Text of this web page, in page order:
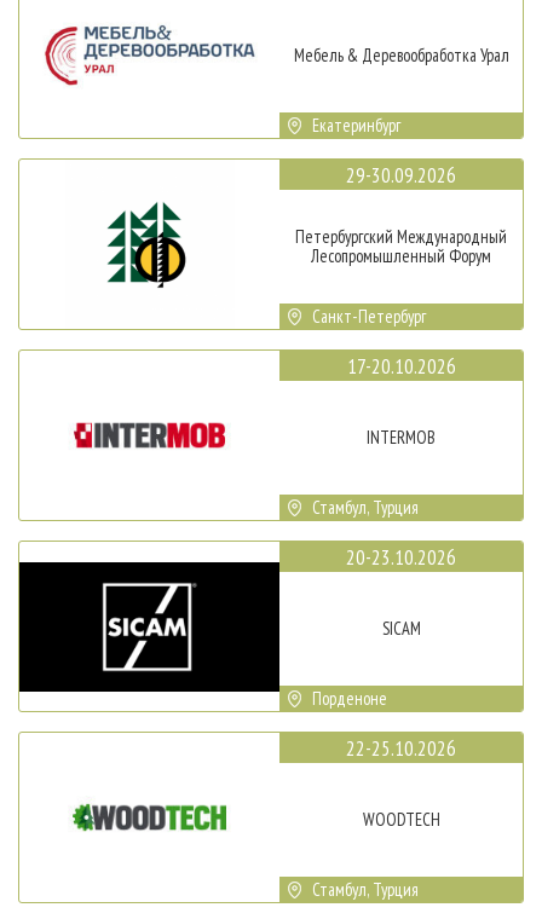
Мебель & Деревообработка Урал
Екатеринбург
29-30.09.2026
Петербургский Международный
Лесопромышленный Форум
Санкт-Петербург
17-20.10.2026
INTERMOB
Стамбул, Турция
20-23.10.2026
SICAM
Порденоне
22-25.10.2026
WOODTECH
Стамбул, Турция